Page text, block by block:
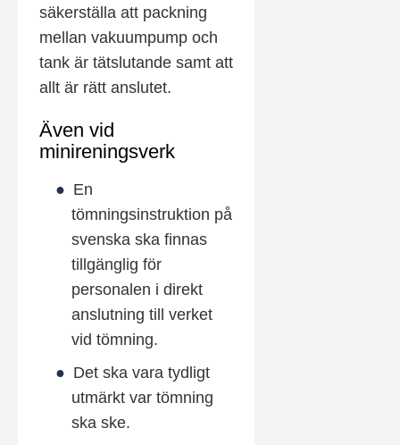
säkerställa att packning
mellan vakuumpump och
tank är tätslutande samt att
allt är rätt anslutet.
Även vid
minireningsverk
En
tömningsinstruktion på
svenska ska finnas
tillgänglig för
personalen i direkt
anslutning till verket
vid tömning.
Det ska vara tydligt
utmärkt var tömning
ska ske.